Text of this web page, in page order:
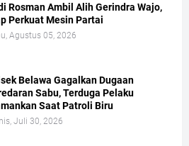
Rosman Ambil Alih Gerindra Wajo,
Perkuat Mesin Partai
Agustus 05, 2026
Belawa Gagalkan Dugaan
Sabu, Terduga Pelaku
Saat Patroli Biru
Juli 30, 2026